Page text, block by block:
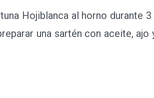
Hojiblanca al horno durante 3
una sartén con aceite, ajo